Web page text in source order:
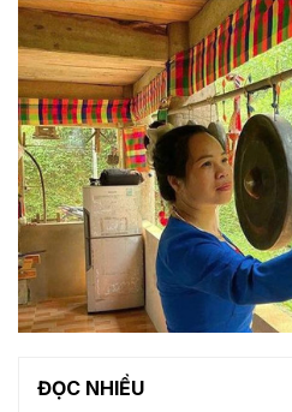
ĐỌC NHIỀU